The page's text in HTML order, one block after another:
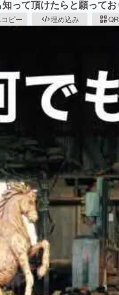
って頂けたらと願ってお
ピー 埋め込み